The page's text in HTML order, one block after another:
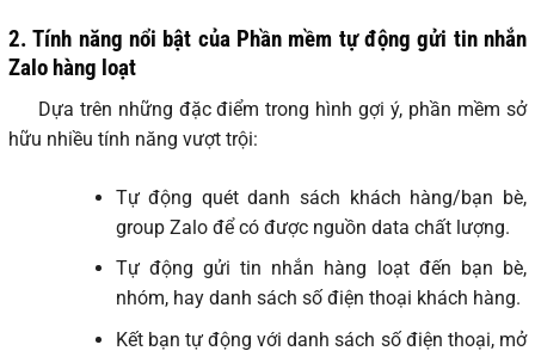
2. Tính năng nổi bật của Phần mềm tự động gửi tin nhắn
Zalo hàng loạt
Dựa trên những đặc điểm trong hình gợi ý, phần mềm sở
hữu nhiều tính năng vượt trội:
Tự động quét danh sách khách hàng/bạn bè,
group Zalo để có được nguồn data chất lượng.
Tự động gửi tin nhắn hàng loạt đến bạn bè,
nhóm, hay danh sách số điện thoại khách hàng.
Kết bạn tự động với danh sách số điện thoại, mở